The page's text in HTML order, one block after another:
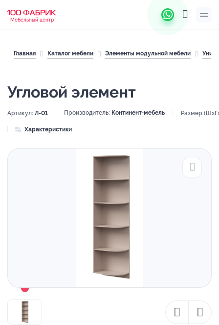
Мебельный центр
Главная Каталог мебели Элементы модульной мебели
Угловой элемент
Артикул: Л-01 Производитель: Континент-мебель Размер
Характеристики